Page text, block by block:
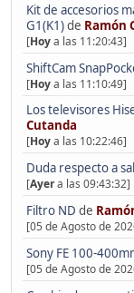
Kit de accesorios
G1(K1)de Ramón
[Hoya las 11:20:43]
ShiftCam
[Hoya las 11:10:49]
Los televisores
Cutanda
[Hoya las 10:22:46]
Duda respecto a
[Ayera las 09:43:32]
Filtro ND de
[05 de Agosto de
Sony FE 100-
[05 de Agosto de